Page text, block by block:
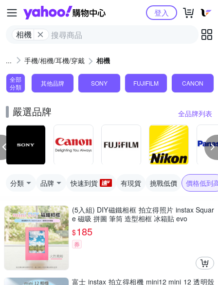
Yahoo購物中心
相機
登入
手機/相機/耳機/穿戴 相機
全部
分類
其他品牌 SONY FUJIFILM CANON
嚴選品牌 全品牌列表
分類 品牌 快速到貨 有現貨 挑戰低價 價格低到
(5入組) DIY磁鐵相框 拍立得照片 instax Squar
e 磁吸 拼圖 筆筒 造型相框 冰箱貼 evo
$185
券
富士 instax 拍立得相機 mini12 mini 12 透明殼